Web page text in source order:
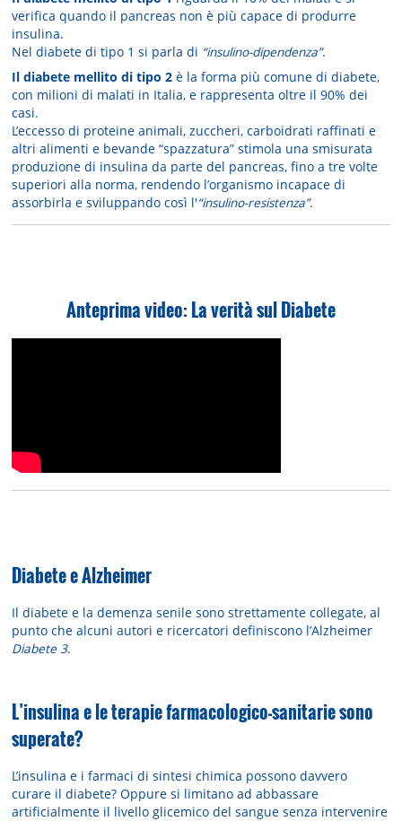
verifica quando il pancreas non è più capace di produrre
insulina.
Nel diabete di tipo 1 si parla di “insulino-dipendenza”.
Il diabete mellito di tipo 2 è la forma più comune di diabete,
con milioni di malati in Italia, e rappresenta oltre il 90% dei
casi.
L’eccesso di proteine animali, zuccheri, carboidrati raffinati e
altri alimenti e bevande “spazzatura” stimola una smisurata
produzione di insulina da parte del pancreas, fino a tre volte
superiori alla norma, rendendo l’organismo incapace di
assorbirla e sviluppando così l'“insulino-resistenza”.
Anteprima video: La verità sul Diabete
Diabete e Alzheimer
Il diabete e la demenza senile sono strettamente collegate, al
punto che alcuni autori e ricercatori definiscono l’Alzheimer
Diabete 3.
L’insulina e le terapie farmacologico-sanitarie sono
superate?
L’insulina e i farmaci di sintesi chimica possono davvero
curare il diabete? Oppure si limitano ad abbassare
artificialmente il livello glicemico del sangue senza intervenire